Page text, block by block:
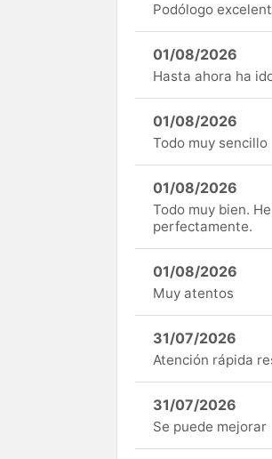
Podólogo
01/08/2026
Hasta ahora ha
01/08/2026
Todo muy sencillo
01/08/2026
Todo muy bien.
perfectamente.
01/08/2026
Muy atentos
31/07/2026
Atención rápida
31/07/2026
Se puede mejorar